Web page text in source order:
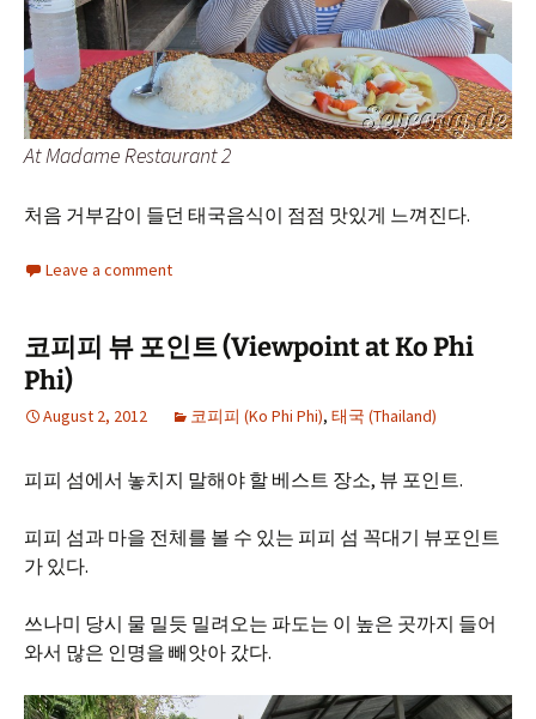
At Madame Restaurant 2
처음 거부감이 들던 태국음식이 점점 맛있게 느껴진다.
Leave a comment
코피피 뷰 포인트 (Viewpoint at Ko Phi
Phi)
August 2, 2012 코피피 (Ko Phi Phi), 태국 (Thailand)
피피 섬에서 놓치지 말해야 할 베스트 장소, 뷰 포인트.
피피 섬과 마을 전체를 볼 수 있는 피피 섬 꼭대기 뷰포인트
가 있다.
쓰나미 당시 물 밀듯 밀려오는 파도는 이 높은 곳까지 들어
와서 많은 인명을 빼앗아 갔다.